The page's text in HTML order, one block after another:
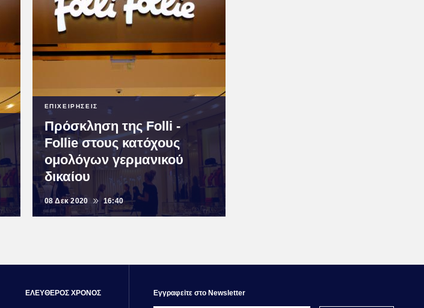
ΕΠΙΧΕΙΡΗΣΕΙΣ
Πρόσκληση της Folli -
Follie στους κατόχους
ομολόγων γερμανικού
δικαίου
08 Δεκ 2020 16:40
ΕΛΕΥΘΕΡΟΣ ΧΡΟΝΟΣ Εγγραφεiτε στο Newsletter